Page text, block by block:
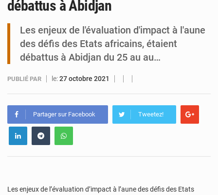
débattus à Abidjan
Les enjeux de l'évaluation d'impact à l'aune
des défis des Etats africains, étaient
débattus à Abidjan du 25 au au…
PUBLIÉ PAR le:27 octobre 2021
Partager sur Facebook Tweetez!
Les enjeux de l’évaluation d’impact à l’aune des défis des Etats